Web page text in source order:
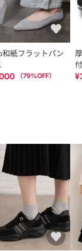
紙フラットパン
（79%OFF）